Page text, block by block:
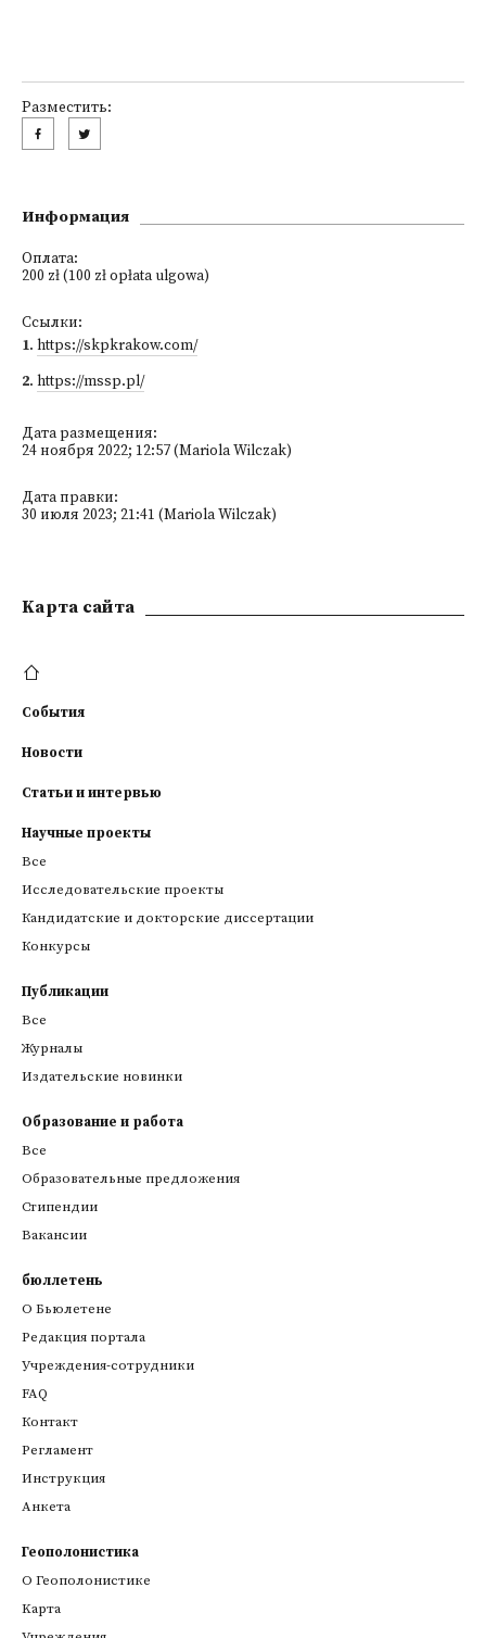
Разместить:
Информация
Оплата:
200 zł (100 zł opłata ulgowa)
Ссылки:
1. https://skpkrakow.com/
2. https://mssp.pl/
Дата размещения:
24 ноября 2022; 12:57 (Mariola Wilczak)
Дата правки:
30 июля 2023; 21:41 (Mariola Wilczak)
Kарта сайта
События
Новости
Статьи и интервью
Научные проекты
Все
Исследовательские проекты
Кандидатские и докторские диссертации
Конкурсы
Публикации
Все
Журналы
Издательские новинки
Образование и работа
Все
Образовательные предложения
Стипендии
Вакансии
бюллетень
О Бьюлетене
Редакция портала
Учреждения-сотрудники
FAQ
Контакт
Регламент
Инструкция
Анкета
Геополонистика
О Геополонистике
Kарта